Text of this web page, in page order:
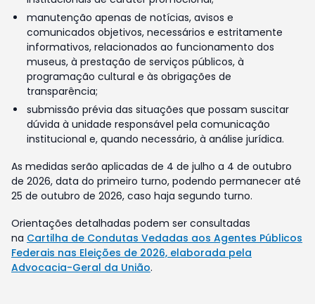
manutenção apenas de notícias, avisos e
comunicados objetivos, necessários e estritamente
informativos, relacionados ao funcionamento dos
museus, à prestação de serviços públicos, à
programação cultural e às obrigações de
transparência;
submissão prévia das situações que possam suscitar
dúvida à unidade responsável pela comunicação
institucional e, quando necessário, à análise jurídica.
As medidas serão aplicadas de 4 de julho a 4 de outubro
de 2026, data do primeiro turno, podendo permanecer até
25 de outubro de 2026, caso haja segundo turno.
Orientações detalhadas podem ser consultadas
na Cartilha de Condutas Vedadas aos Agentes Públicos
Federais nas Eleições de 2026, elaborada pela
Advocacia-Geral da União.